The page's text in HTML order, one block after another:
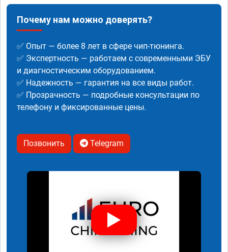
Почему нам можно доверять?
✅ Опыт — более 8 лет в сфере чип-тюнинга.
✅ Экспертность — работаем с современными ЭБУ
и диагностическим оборудованием.
✅ Надежность — гарантия на все виды работ.
✅ Прозрачность — подробные консультации по
телефону и фиксированные цены.
Позвонить Telegram